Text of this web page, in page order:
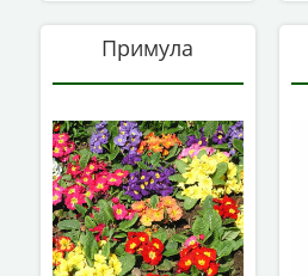
Примула